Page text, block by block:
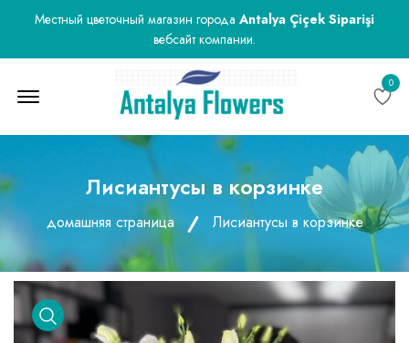
Местный цветочный магазин города Antalya Çiçek Siparişi
вебсайт компании.
0
Лисиантусы в корзинке
домашняя страница Лисиантусы в корзинке